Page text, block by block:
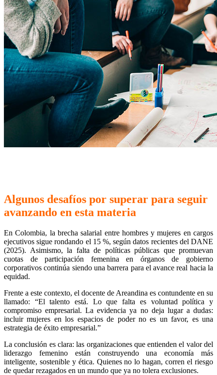
Algunos desafíos por superar para seguir
avanzando en esta materia
En Colombia, la brecha salarial entre hombres y mujeres en cargos
ejecutivos sigue rondando el 15 %, según datos recientes del DANE
(2025). Asimismo, la falta de políticas públicas que promuevan
cuotas de participación femenina en órganos de gobierno
corporativos continúa siendo una barrera para el avance real hacia la
equidad.
Frente a este contexto, el docente de Areandina es contundente en su
llamado: “El talento está. Lo que falta es voluntad política y
compromiso empresarial. La evidencia ya no deja lugar a dudas:
incluir mujeres en los espacios de poder no es un favor, es una
estrategia de éxito empresarial.”
La conclusión es clara: las organizaciones que entienden el valor del
liderazgo femenino están construyendo una economía más
inteligente, sostenible y ética. Quienes no lo hagan, corren el riesgo
de quedar rezagados en un mundo que ya no tolera exclusiones.